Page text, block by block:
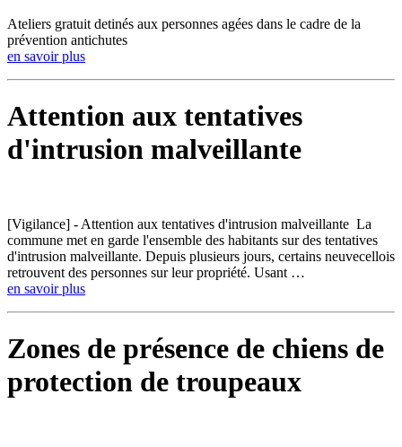
Ateliers gratuit detinés aux personnes agées dans le cadre de la
prévention antichutes
en savoir plus
Attention aux tentatives
d'intrusion malveillante
[Vigilance] - Attention aux tentatives d'intrusion malveillante La
commune met en garde l'ensemble des habitants sur des tentatives
d'intrusion malveillante. Depuis plusieurs jours, certains neuvecellois
retrouvent des personnes sur leur propriété. Usant …
en savoir plus
Zones de présence de chiens de
protection de troupeaux